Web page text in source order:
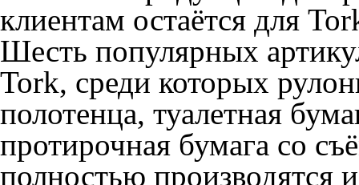
клиентам остаётся для
Шесть популярных
Tork, среди которых
полотенца, туалетная
протирочная бумага со
полностью производятся